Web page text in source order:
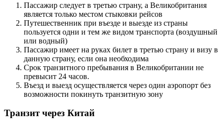
Пассажир следует в третью страну, а Великобритания
является только местом стыковки рейсов
Путешественник при въезде и выезде из страны
пользуется одни и тем же видом транспорта (воздушный
или водный)
Пассажир имеет на руках билет в третью страну и визу в
данную страну, если она необходима
Срок транзитного пребывания в Великобритании не
превысит 24 часов.
Въезд и выезд осуществляется через один аэропорт без
возможности покинуть транзитную зону
Транзит через Китай